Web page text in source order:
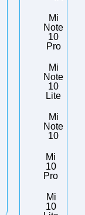
Mi
Note
10
Pro
Mi
Note
10
Lite
Mi
Note
10
Mi
10
Pro
Mi
10